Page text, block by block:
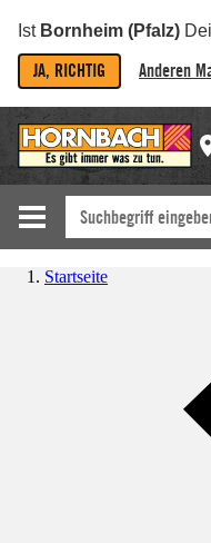
Ist Bornheim (Pfalz)
JA, RICHTIG Anderen
Startseite